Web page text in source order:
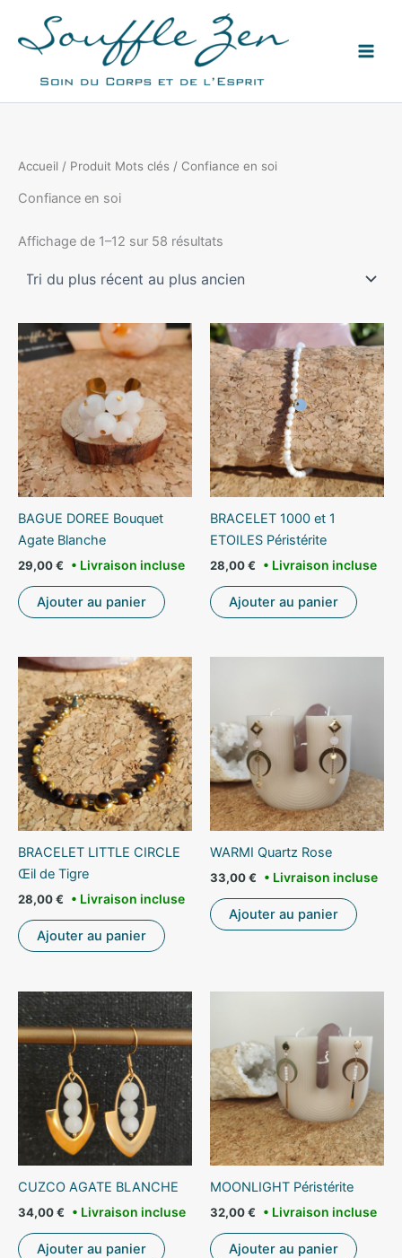
contenu
Accueil / Produit Mots clés / Confiance en soi
Confiance en soi
Affichage de 1–12 sur 58 résultats
récent
BAGUE DOREE Bouquet
Agate Blanche
29,00€
Ajouter au panier
BRACELET 1000 et 1
ETOILES Péristérite
28,00€
Ajouter au panier
BRACELET LITTLE CIRCLE
Œil de Tigre
28,00€
Ajouter au panier
WARMI Quartz Rose
33,00€
Ajouter au panier
CUZCO AGATE BLANCHE
34,00€
Ajouter au panier
MOONLIGHT Péristérite
32,00€
Ajouter au panier